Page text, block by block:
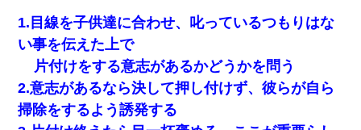
1.目線を子供達に合わせ、叱っているつもりはな
い事を伝えた上で
片付けをする意志があるかどうかを問う
2.意志があるなら決して押し付けず、彼らが自ら
掃除をするよう誘発する